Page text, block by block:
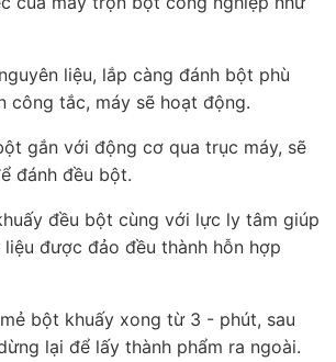
liệu, lắp càng đánh bột phù
công tắc, máy sẽ hoạt động.
gắn với động cơ qua trục máy, sẽ
đánh đều bột.
đều bột cùng với lực ly tâm giúp
liệu được đảo đều thành hỗn hợp
bột khuấy xong từ 3 - phút, sau
lại để lấy thành phẩm ra ngoài.